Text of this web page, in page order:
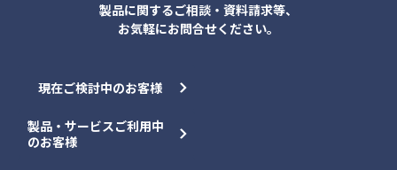
製品に関するご相談・資料請求等、
お気軽にお問合せください。
現在ご検討中のお客様
製品・サービスご利用中
のお客様